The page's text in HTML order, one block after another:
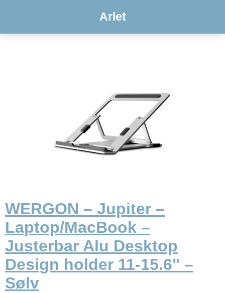
Arlet
WERGON – Jupiter –
Laptop/MacBook –
Justerbar Alu Desktop
Design holder 11-15.6" –
Sølv